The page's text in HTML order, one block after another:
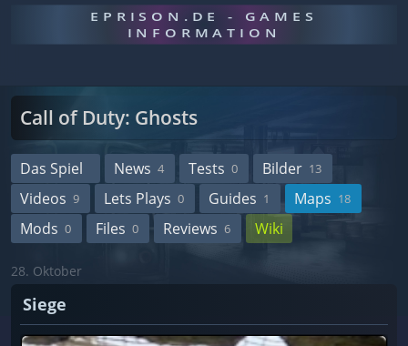
EPRISON.DE - GAMES
INFORMATION
Call of Duty: Ghosts
Das Spiel News 4 Tests 0 Bilder 13
Videos 9 Lets Plays 0 Guides 1 Maps 18
Mods 0 Files 0 Reviews 6 Wiki
28. Oktober
Siege